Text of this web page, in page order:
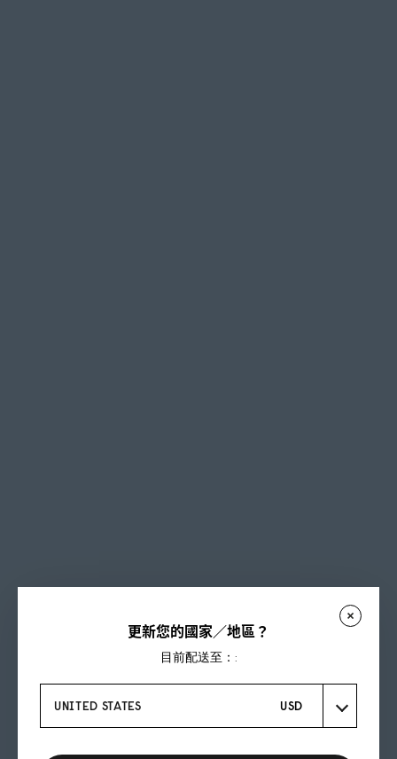
更新您的國家／地區？
目前配送至：:
UNITED STATES USD